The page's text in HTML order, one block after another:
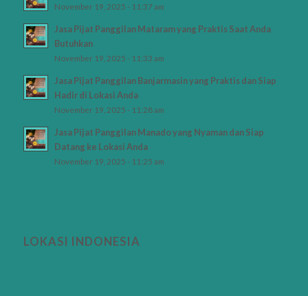
November 19, 2025 - 11:37 am
Jasa Pijat Panggilan Mataram yang Praktis Saat Anda
Butuhkan
November 19, 2025 - 11:33 am
Jasa Pijat Panggilan Banjarmasin yang Praktis dan Siap
Hadir di Lokasi Anda
November 19, 2025 - 11:28 am
Jasa Pijat Panggilan Manado yang Nyaman dan Siap
Datang ke Lokasi Anda
November 19, 2025 - 11:25 am
LOKASI INDONESIA